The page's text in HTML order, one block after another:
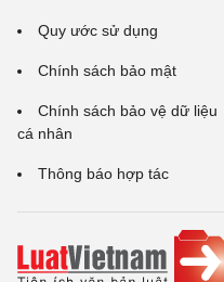
Quy ước sử dụng
Chính sách bảo mật
Chính sách bảo vệ dữ liệu
cá nhân
Thông báo hợp tác